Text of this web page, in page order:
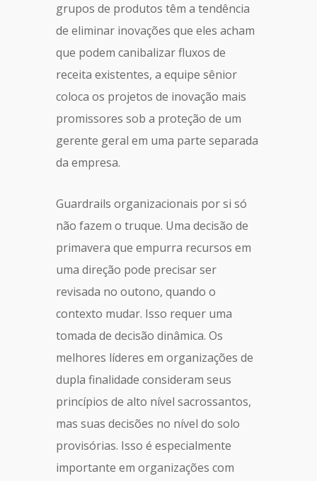
grupos de produtos têm a tendência
de eliminar inovações que eles acham
que podem canibalizar fluxos de
receita existentes, a equipe sênior
coloca os projetos de inovação mais
promissores sob a proteção de um
gerente geral em uma parte separada
da empresa.
Guardrails organizacionais por si só
não fazem o truque. Uma decisão de
primavera que empurra recursos em
uma direção pode precisar ser
revisada no outono, quando o
contexto mudar. Isso requer uma
tomada de decisão dinâmica. Os
melhores líderes em organizações de
dupla finalidade consideram seus
princípios de alto nível sacrossantos,
mas suas decisões no nível do solo
provisórias. Isso é especialmente
importante em organizações com